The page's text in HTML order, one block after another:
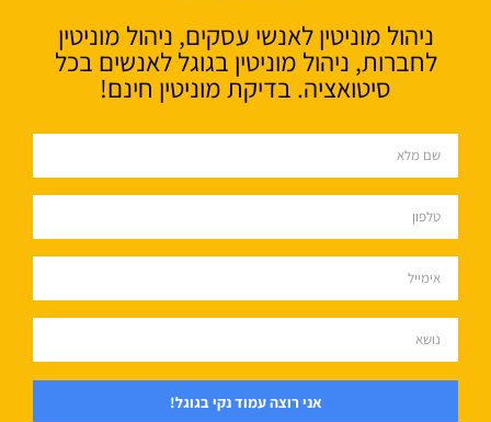
ניהול מוניטין לאנשי עסקים, ניהול מוניטין
לחברות, ניהול מוניטין בגוגל לאנשים בכל
סיטואציה. בדיקת מוניטין חינם!
אני רוצה עמוד נקי בגוגל!